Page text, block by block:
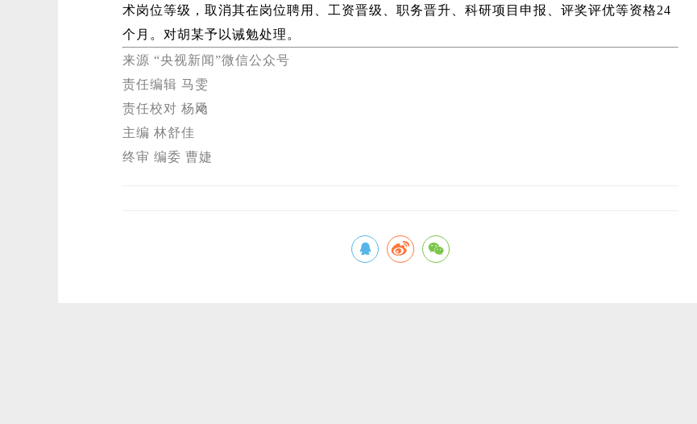
术岗位等级，取消其在岗位聘用、工资晋级、职务晋升、科研项目申报、评奖评优等资格24
个月。对胡某予以诫勉处理。
来源 “央视新闻”微信公众号
责任编辑 马雯
责任校对 杨飏
主编 林舒佳
终审 编委 曹婕